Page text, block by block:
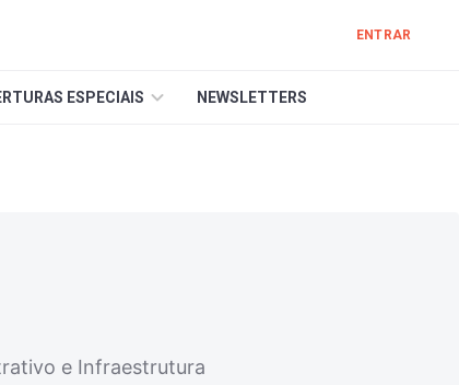
ENTRAR
ESPECIAIS NEWSLETTERS
e Infraestrutura